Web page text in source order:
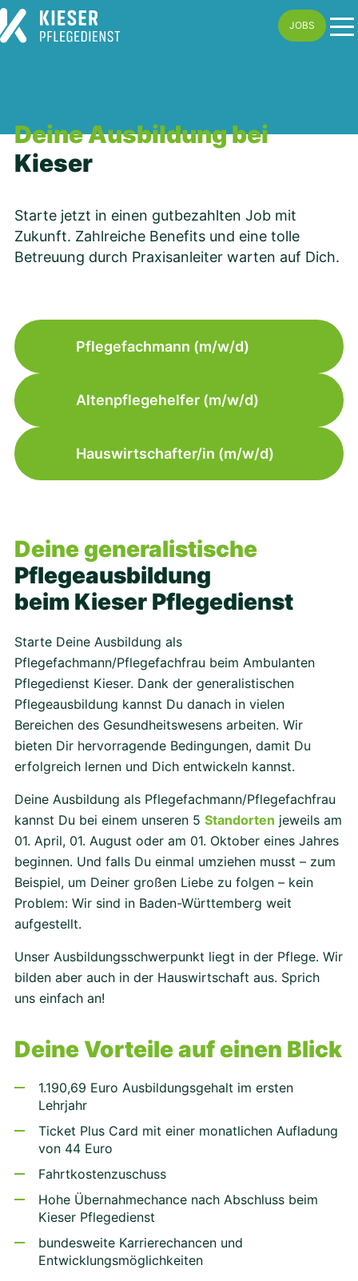
Skip
to
JOBS
Deine Ausbildung bei
Kieser
Starte jetzt in einen gutbezahlten Job mit
Zukunft. Zahlreiche Benefits und eine tolle
Betreuung durch Praxisanleiter warten auf Dich.
Pflegefachmann (m/w/d)
Altenpflegehelfer (m/w/d)
Hauswirtschafter/in (m/w/d)
Deine generalistische
Pflegeausbildung
beim Kieser Pflegedienst
Starte Deine Ausbildung als
Pflegefachmann/Pflegefachfrau beim Ambulanten
Pflegedienst Kieser. Dank der generalistischen
Pflegeausbildung kannst Du danach in vielen
Bereichen des Gesundheitswesens arbeiten. Wir
bieten Dir hervorragende Bedingungen, damit Du
erfolgreich lernen und Dich entwickeln kannst.
Deine Ausbildung als Pflegefachmann/Pflegefachfrau
kannst Du bei einem unseren 5 Standorten jeweils am
01. April, 01. August oder am 01. Oktober eines Jahres
beginnen. Und falls Du einmal umziehen musst – zum
Beispiel, um Deiner großen Liebe zu folgen – kein
Problem: Wir sind in Baden-Württemberg weit
aufgestellt.
Unser Ausbildungsschwerpunkt liegt in der Pflege. Wir
bilden aber auch in der Hauswirtschaft aus. Sprich
uns einfach an!
Deine Vorteile auf einen Blick
1.190,69 Euro Ausbildungsgehalt im ersten
Lehrjahr
Ticket Plus Card mit einer monatlichen Aufladung
von 44 Euro
Fahrtkostenzuschuss
Hohe Übernahmechance nach Abschluss beim
Kieser Pflegedienst
bundesweite Karrierechancen und
Entwicklungsmöglichkeiten